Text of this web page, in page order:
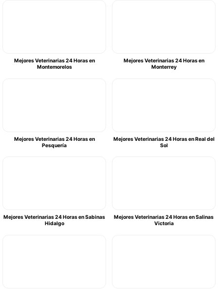
Mejores Veterinarias 24 Horas en
Montemorelos
Mejores Veterinarias 24 Horas en
Monterrey
Mejores Veterinarias 24 Horas en
Pesquería
Mejores Veterinarias 24 Horas en Real del
Sol
Mejores Veterinarias 24 Horas en Sabinas
Hidalgo
Mejores Veterinarias 24 Horas en Salinas
Victoria